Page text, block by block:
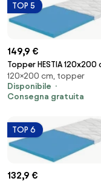
TOP 5
149,9 €
Topper HESTIA 120x200
120×200 cm, topper
Disponibile
Consegna gratuita
TOP 6
132,9 €